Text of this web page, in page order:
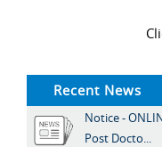
Recent News
Notice -
Post Docto...